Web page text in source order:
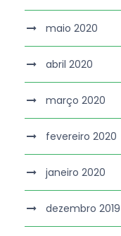
maio 2020
abril 2020
março 2020
fevereiro 2020
janeiro 2020
dezembro 2019